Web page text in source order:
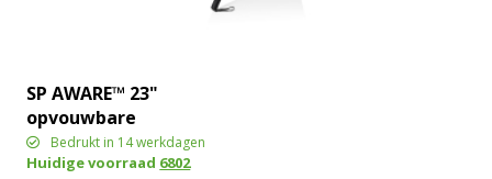
SP AWARE™ 23"
opvouwbare
omkeerbare auto
open/close paraplu
Bedrukt in 14 werkdagen
Huidige voorraad 6802